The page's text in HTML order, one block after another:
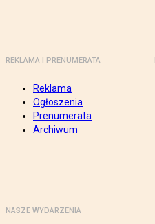
REKLAMA I PRENUMERATA
Reklama
Ogłoszenia
Prenumerata
Archiwum
NASZE WYDARZENIA